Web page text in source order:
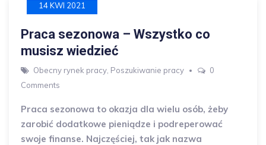
14 KWI 2021
Praca sezonowa – Wszystko co
musisz wiedzieć
Obecny rynek pracy Poszukiwanie pracy
0
Comments
Praca sezonowa to okazja dla wielu osób, żeby
zarobić dodatkowe pieniądze i podreperować
swoje finanse. Najczęściej, tak jak nazwa